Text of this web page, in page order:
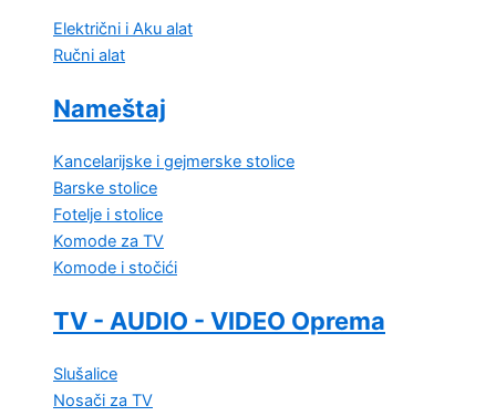
Električni i Aku alat
Ručni alat
Nameštaj
Kancelarijske i gejmerske stolice
Barske stolice
Fotelje i stolice
Komode za TV
Komode i stočići
TV - AUDIO - VIDEO Oprema
Slušalice
Nosači za TV